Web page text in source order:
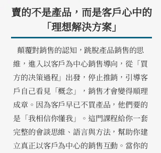
賣的不是產品，而是客戶心中的
「理想解決方案」
顛覆對銷售的認知，跳脫產品銷售的思
維，進入以客戶為中心銷售導向，從「買
方的决策過程」出發，停止推銷，引導客
戶自己看見「概念」，銷售才會變得順理
成章。因為客戶早已不買產品，他們要的
是「我相信你懂我」。這門課程給你一套
完整的會談思維、語言與方法，幫助你建
立真正以客戶為中心的銷售互動。當你的